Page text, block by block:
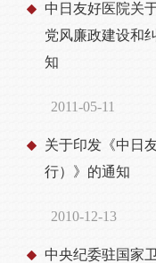
中日友好医院关
党风廉政建设和
知
2011-05-11
关于印发《中日
行）》的通知
2010-12-13
中央纪委驻国家